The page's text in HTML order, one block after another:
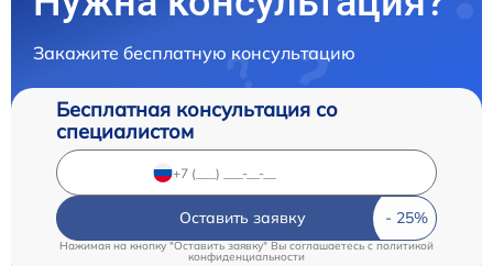
Закажите бесплатную консультацию
Бесплатная консультация со
специалистом
Оставить заявку
Нажимая на кнопку "Оставить заявку" Вы соглашаетесь c политикой
конфиденциальности